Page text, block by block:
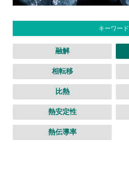
キーワード
融解
相転移
比熱
熱安定性
熱伝導率